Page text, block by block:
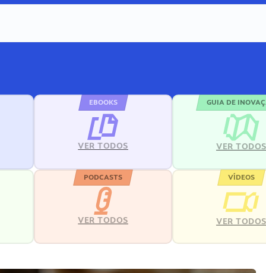
EBOOKS
VER TODOS
GUIA DE
VER TODOS
PODCASTS
VER TODOS
VÍDEOS
VER TODOS